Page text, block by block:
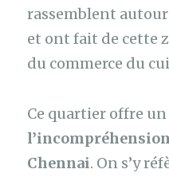
rassemblent
et ont fait de cette
du commerce du
Ce quartier offre
Chennai. On s’y